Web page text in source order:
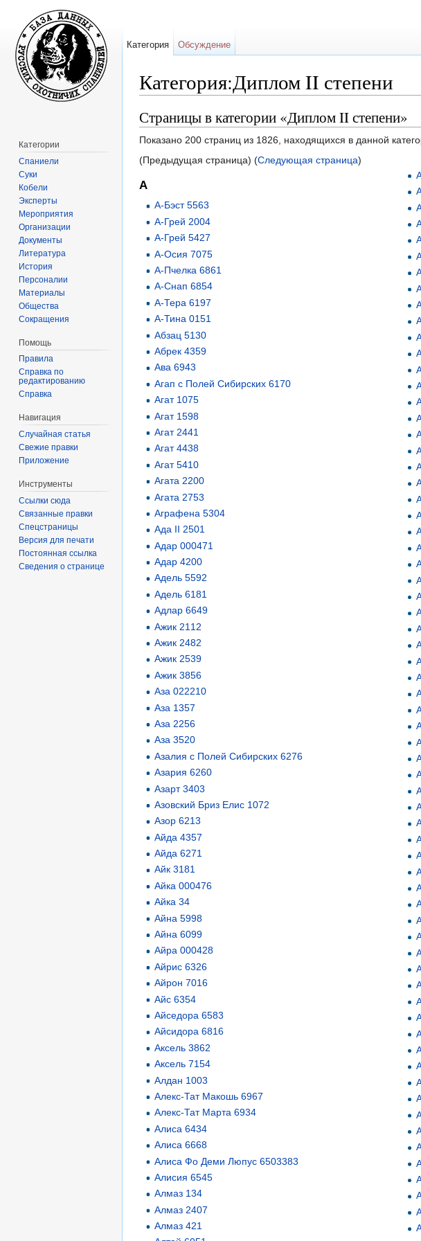
Категория:Диплом II степени
Страницы в категории «Диплом II степени»
Показано 200 страниц из 1826, находящихся в данной
(Предыдущая страница) (Следующая страница)
А
А-Бэст 5563
А-Грей 2004
А-Грей 5427
А-Осия 7075
А-Пчелка 6861
А-Снап 6854
А-Тера 6197
А-Тина 0151
Абзац 5130
Абрек 4359
Ава 6943
Агап с Полей Сибирских 6170
Агат 1075
Агат 1598
Агат 2441
Агат 4438
Агат 5410
Агата 2200
Агата 2753
Аграфена 5304
Ада II 2501
Адар 000471
Адар 4200
Адель 5592
Адель 6181
Адлар 6649
Ажик 2112
Ажик 2482
Ажик 2539
Ажик 3856
Аза 022210
Аза 1357
Аза 2256
Аза 3520
Азалия с Полей Сибирских 6276
Азария 6260
Азарт 3403
Азовский Бриз Елис 1072
Азор 6213
Айда 4357
Айда 6271
Айк 3181
Айка 000476
Айка 34
Айна 5998
Айна 6099
Айра 000428
Айрис 6326
Айрон 7016
Айс 6354
Айседора 6583
Айсидора 6816
Аксель 3862
Аксель 7154
Алдан 1003
Алекс-Тат Макошь 6967
Алекс-Тат Марта 6934
Алиса 6434
Алиса 6668
Алиса Фо Деми Люпус 6503383
Алисия 6545
Алмаз 134
Алмаз 2407
Алмаз 421
Категория Обсуждение
Категории
Спаниели
Суки
Кобели
Эксперты
Мероприятия
Организации
Документы
Литература
История
Персоналии
Материалы
Общества
Сокращения
Помощь
Правила
Справка по
редактированию
Справка
Навигация
Случайная статья
Свежие правки
Приложение
Инструменты
Ссылки сюда
Связанные правки
Спецстраницы
Версия для печати
Постоянная ссылка
Сведения о странице